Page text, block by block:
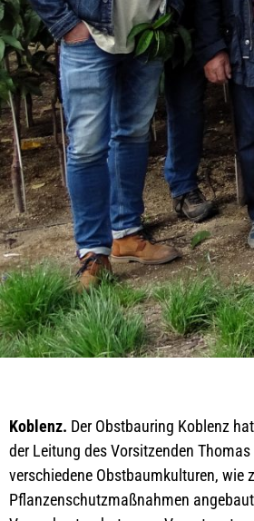
Koblenz. Der Obstbauring Koblenz
der Leitung des Vorsitzenden
verschiedene Obstbaumkulturen, wie
Pflanzenschutzmaßnahmen